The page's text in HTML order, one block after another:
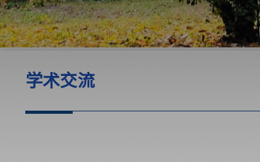
学术交流